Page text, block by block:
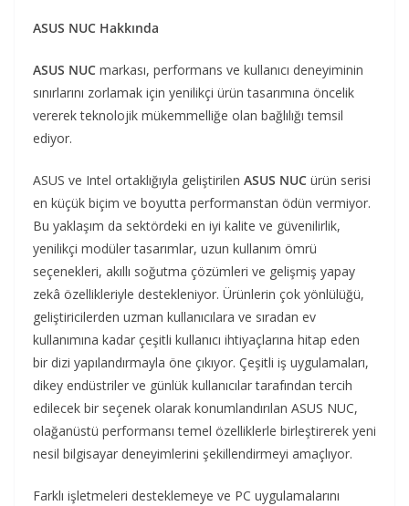
ASUS NUC Hakkında
ASUS NUC markası, performans ve kullanıcı deneyiminin
sınırlarını zorlamak için yenilikçi ürün tasarımına öncelik
vererek teknolojik mükemmelliğe olan bağlılığı temsil
ediyor.
ASUS ve Intel ortaklığıyla geliştirilen ASUS NUC ürün serisi
en küçük biçim ve boyutta performanstan ödün vermiyor.
Bu yaklaşım da sektördeki en iyi kalite ve güvenilirlik,
yenilikçi modüler tasarımlar, uzun kullanım ömrü
seçenekleri, akıllı soğutma çözümleri ve gelişmiş yapay
zekâ özellikleriyle destekleniyor. Ürünlerin çok yönlülüğü,
geliştiricilerden uzman kullanıcılara ve sıradan ev
kullanımına kadar çeşitli kullanıcı ihtiyaçlarına hitap eden
bir dizi yapılandırmayla öne çıkıyor. Çeşitli iş uygulamaları,
dikey endüstriler ve günlük kullanıcılar tarafından tercih
edilecek bir seçenek olarak konumlandırılan ASUS NUC,
olağanüstü performansı temel özelliklerle birleştirerek yeni
nesil bilgisayar deneyimlerini şekillendirmeyi amaçlıyor.
Farklı işletmeleri desteklemeye ve PC uygulamalarını